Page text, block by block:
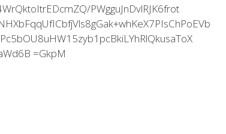
PWgguJnDvlRJK6frot
=GkpM